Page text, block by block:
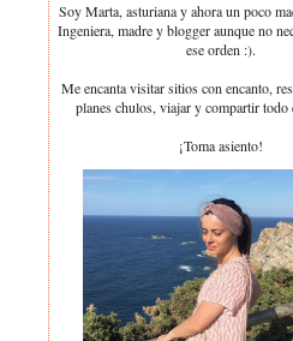
Soy Marta, asturiana y ahora un poco
Ingeniera, madre y blogger aunque no
ese orden :).
Me encanta visitar sitios con encanto,
planes chulos, viajar y compartir todo
¡Toma asiento!